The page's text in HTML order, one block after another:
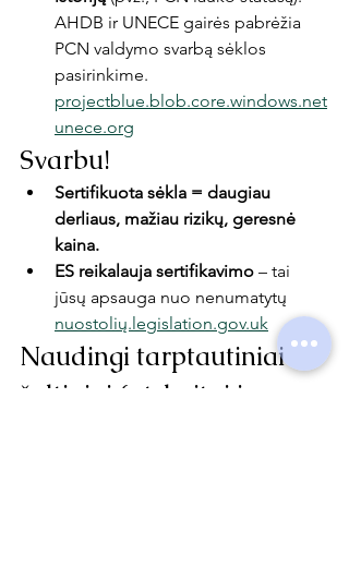
AHDB ir UNECE gairės pabrėžia
PCN valdymo svarbą sėklos
pasirinkime.
projectblue.blob.core.windows.net
unece.org
Svarbu!
Sertifikuota sėkla = daugiau
derliaus, mažiau rizikų, geresnė
kaina.
ES reikalauja sertifikavimo – tai
jūsų apsauga nuo nenumatytų
nuostolių.legislation.gov.uk
Naudingi tarptautiniai
šaltiniai (atskaitai ir